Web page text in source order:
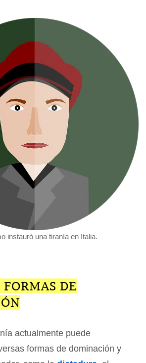
instauró una tiranía en Italia.
DE
actualmente puede
formas de dominación y